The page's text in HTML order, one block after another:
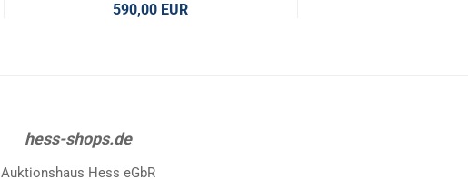
590,00 EUR
hess-shops.de
Auktionshaus Hess eGbR